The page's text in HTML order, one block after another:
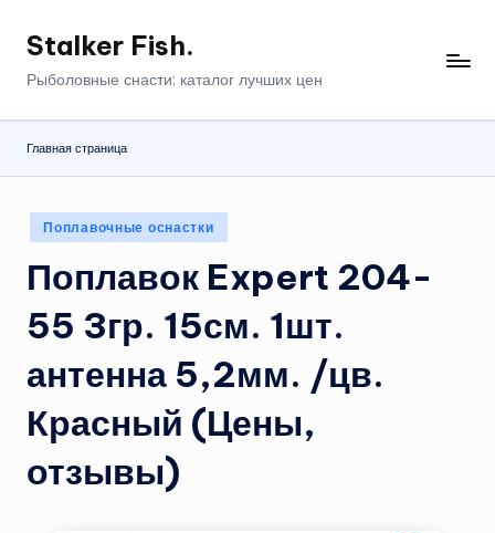
Перейти
Stalker Fish.
Рыболовные снасти: каталог лучших цен
Главная страница
Опубликовано
в
Поплавочные оснастки
Поплавок Expert 204-
55 3гр. 15см. 1шт.
антенна 5,2мм. /цв.
Красный (Цены,
отзывы)